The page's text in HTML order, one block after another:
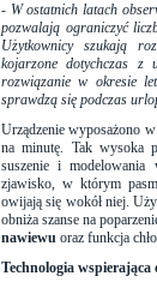
- W ostatnich latach
pozwalają ograniczyć
Użytkownicy szukają
kojarzone dotychczas z
rozwiązanie w okresie
sprawdzą się podczas
Urządzenie wyposażono
na minutę. Tak wysoka
suszenie i modelowania
zjawisko, w którym
owijają się wokół niej.
obniża szanse na
nawiewu oraz funkcja
Technologia wspierająca